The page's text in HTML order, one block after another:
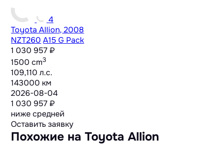
4
Toyota Allion, 2008
NZT260 A15 G Pack
1 030 957 ₽
1500 cm3
109,110 л.с.
143000 км
2026-08-04
1 030 957 ₽
ниже средней
Оставить заявку
Похожие на Toyota Allion